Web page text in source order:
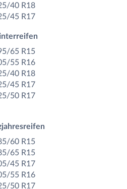
40 R18
45 R17
65 R15
55 R16
40 R18
45 R17
50 R17
60 R15
65 R15
45 R17
55 R16
50 R17